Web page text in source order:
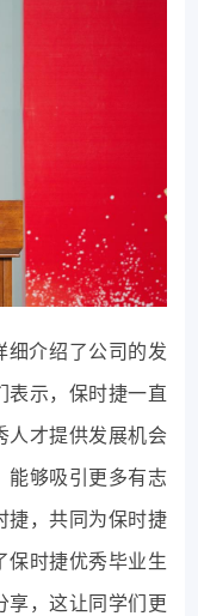
细介绍了公司的发
表示，保时捷一直
人才提供发展机会
能够吸引更多有志
捷，共同为保时捷
保时捷优秀毕业生
享，这让同学们更